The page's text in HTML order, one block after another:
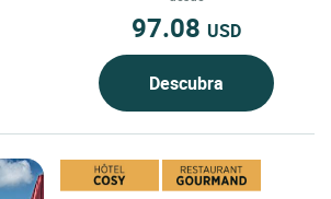
97.08 USD
Descubra